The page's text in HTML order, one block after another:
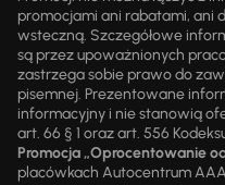
promocjami ani rabatami, ani
wsteczną. Szczegółowe
są przez upoważnionych
zastrzega sobie prawo do
pisemnej. Prezentowane
informacyjny i nie stanowią
art. 66 § 1 oraz art. 556
Promocja „Oprocentowanie
placówkach Autocentrum